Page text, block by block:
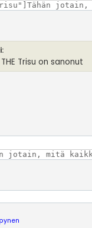
jotain,
Trisu on sanonut
jotain, mitä